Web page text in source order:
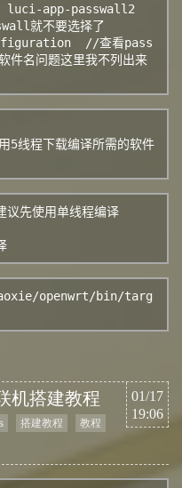
app-passwall2
就不要选择了
//查看pass
件名问题这里我不列出来
程下载编译所需的软件
议先使用单线程编译
openwrt/bin/targ
01/17
19:06
机搭建教程
搭建教程
教程